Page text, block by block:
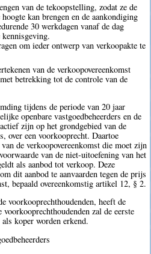
van de tekoopstelling, zodat ze de
kan brengen en de aankondiging
30 werkdagen vanaf de dag
kennisgeving.
om ieder ontwerp van verkoopakte te
van de verkoopovereenkomst
betrekking tot de controle van de
tijdens de periode van 20 jaar
openbare vastgoedbeheerders en de
zijn op het grondgebied van de
over een voorkooprecht. Daartoe
de verkoopovereenkomst die moet zijn
van de niet-uitoefening van het
als aanbod tot verkoop. Deze
dit aanbod te aanvaarden tegen de prijs
bepaald overeenkomstig artikel 12, § 2.
voorkooprechthoudenden, heeft de
zal de eerste
koper worden erkend.